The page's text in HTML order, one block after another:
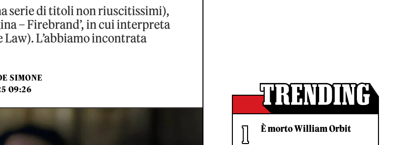
serie di titoli non riuscitissimi),
– Firebrand’, in cui interpreta
L’abbiamo incontrata
SIMONE
09:26
È morto William Orbit